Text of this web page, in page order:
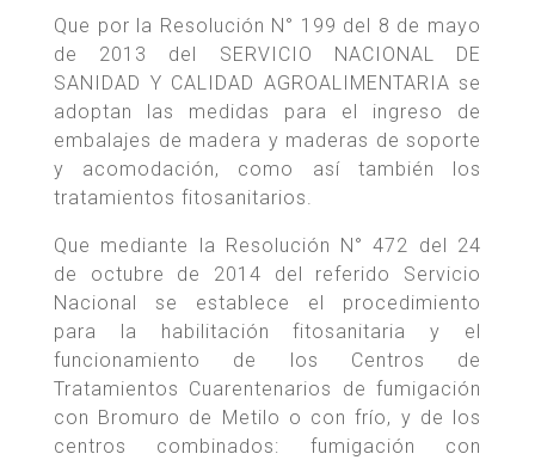
Que por la Resolución N° 199 del 8 de mayo
de 2013 del SERVICIO NACIONAL DE
SANIDAD Y CALIDAD AGROALIMENTARIA se
adoptan las medidas para el ingreso de
embalajes de madera y maderas de soporte
y acomodación, como así también los
tratamientos fitosanitarios.
Que mediante la Resolución N° 472 del 24
de octubre de 2014 del referido Servicio
Nacional se establece el procedimiento
para la habilitación fitosanitaria y el
funcionamiento de los Centros de
Tratamientos Cuarentenarios de fumigación
con Bromuro de Metilo o con frío, y de los
centros combinados: fumigación con